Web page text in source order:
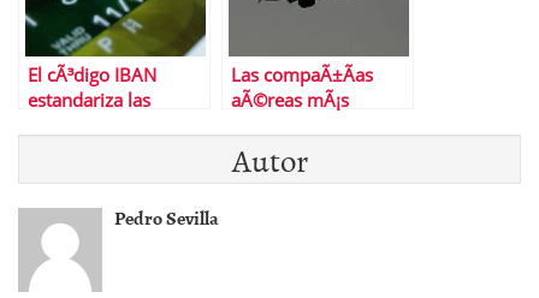
El cÃ³digo IBAN
estandariza las
Las compaÃ±Ã­as
aÃ©reas mÃ¡s
Autor
Pedro Sevilla